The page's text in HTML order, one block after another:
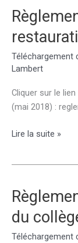
parents
d’élèves
au
conseil
d’administration
Téléchargement
Lambert
Cliquer sur le
(mai 2018) :
Règlement
restauration
et
d’hébergement
Lire la suite »
du
Téléchargement